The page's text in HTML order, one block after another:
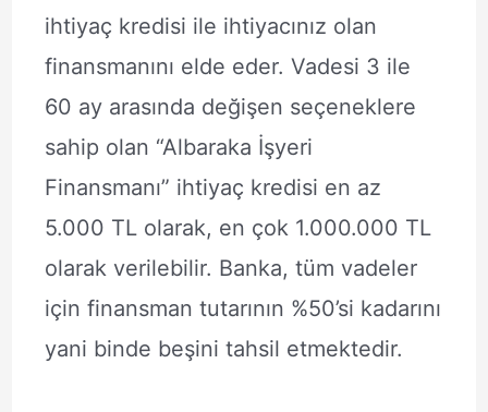
ihtiyaç kredisi ile ihtiyacınız olan
finansmanını elde eder. Vadesi 3 ile
60 ay arasında değişen seçeneklere
sahip olan “Albaraka İşyeri
Finansmanı” ihtiyaç kredisi en az
5.000 TL olarak, en çok 1.000.000 TL
olarak verilebilir. Banka, tüm vadeler
için finansman tutarının %50’si kadarını
yani binde beşini tahsil etmektedir.